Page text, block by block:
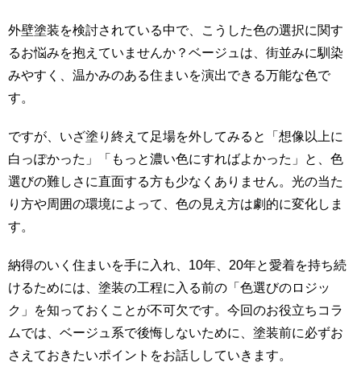
外壁塗装を検討されている中で、こうした色の選択に関す
るお悩みを抱えていませんか？ベージュは、街並みに馴染
みやすく、温かみのある住まいを演出できる万能な色で
す。
ですが、いざ塗り終えて足場を外してみると「想像以上に
白っぽかった」「もっと濃い色にすればよかった」と、色
選びの難しさに直面する方も少なくありません。光の当た
り方や周囲の環境によって、色の見え方は劇的に変化しま
す。
納得のいく住まいを手に入れ、10年、20年と愛着を持ち続
けるためには、塗装の工程に入る前の「色選びのロジッ
ク」を知っておくことが不可欠です。今回のお役立ちコラ
ムでは、ベージュ系で後悔しないために、塗装前に必ずお
さえておきたいポイントをお話ししていきます。